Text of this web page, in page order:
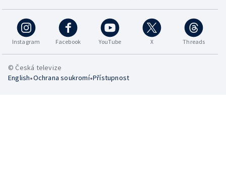
Instagram Facebook YouTube X Threads
© Česká televize
English•Ochrana soukromí•Přístupnost